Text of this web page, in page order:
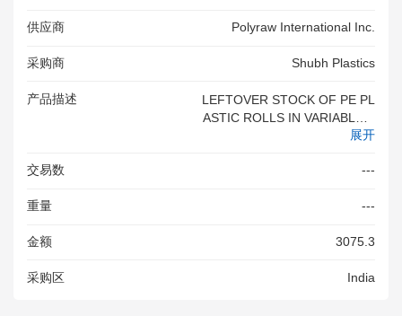
供应商 Polyraw International Inc.
采购商 Shubh Plastics
产品描述
LEFTOVER STOCK OF PE PL
ASTIC ROLLS IN VARIABLE S
IZE AND THICKNESS AS PER
OF PE PLASTIC ROLLS IN VA
展开
交易数 ---
重量 ---
金额 3075.3
采购区 India